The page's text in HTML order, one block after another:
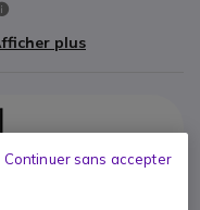
plus
Continuer sans accepter